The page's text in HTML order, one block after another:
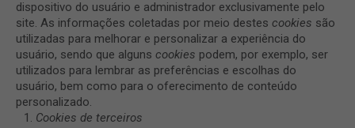
dispositivo do usuário e administrador exclusivamente pelo
site. As informações coletadas por meio destes cookies são
utilizadas para melhorar e personalizar a experiência do
usuário, sendo que alguns cookies podem, por exemplo, ser
utilizados para lembrar as preferências e escolhas do
usuário, bem como para o oferecimento de conteúdo
personalizado.
Cookies de terceiros